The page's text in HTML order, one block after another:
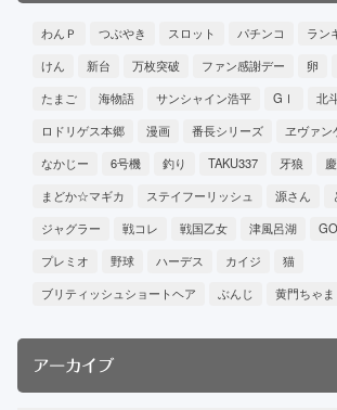
わんＰ つぶやき スロット パチンコ ラン
けん
新台 万枚突破 ファン感謝デー 卵
たまご
海物語 サンシャイン浩平 GⅠ
北
ロドリゲス本郷
漫画 番長シリーズ
ヱヴァン
なかじー
6号機 釣り TAKU337 牙狼
まどか☆マギカ
ステイフーリッシュ 源さん
ジャグラー
戦コレ 戦国乙女 津風呂湖
プレミオ
野球 ハーデス カイジ
猫
ブリティッシュショートヘア
ぶんじ 黄門ちゃま
アーカイブ